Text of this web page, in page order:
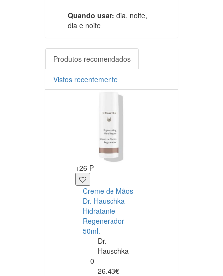
Quando usar: dia, noite,
dia e noite
Produtos recomendados
Vistos recentemente
+26 P
Creme de Mãos
Dr. Hauschka
Hidratante
Regenerador
50ml.
Dr.
Hauschka
0
26.43€